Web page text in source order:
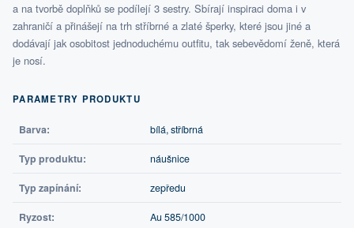
a na tvorbě doplňků se podílejí 3 sestry. Sbírají inspiraci doma i v
zahraničí a přinášejí na trh stříbrné a zlaté šperky, které jsou jiné a
dodávají jak osobitost jednoduchému outfitu, tak sebevědomí ženě, která
je nosí.
PARAMETRY PRODUKTU
Barva: bílá, stříbrná
Typ produktu: náušnice
Typ zapínání: zepředu
Ryzost: Au 585/1000